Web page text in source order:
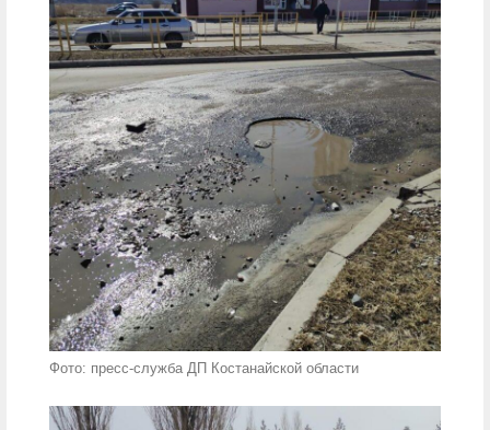
Фото: пресс-служба ДП Костанайской области